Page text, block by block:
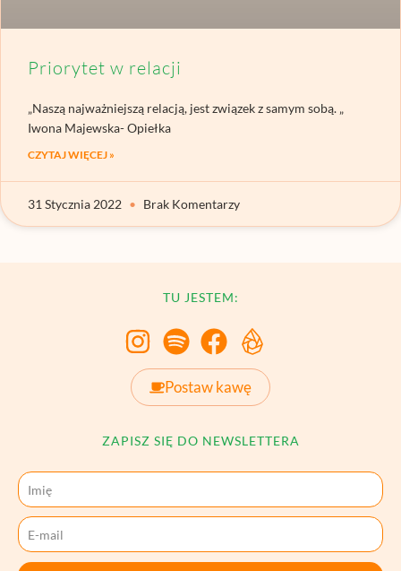
Priorytet w relacji
„Naszą najważniejszą relacją, jest związek z samym sobą. „
Iwona Majewska- Opiełka
CZYTAJ WIĘCEJ »
31 Stycznia 2022 Brak Komentarzy
TU JESTEM:
Postaw kawę
ZAPISZ SIĘ DO NEWSLETTERA